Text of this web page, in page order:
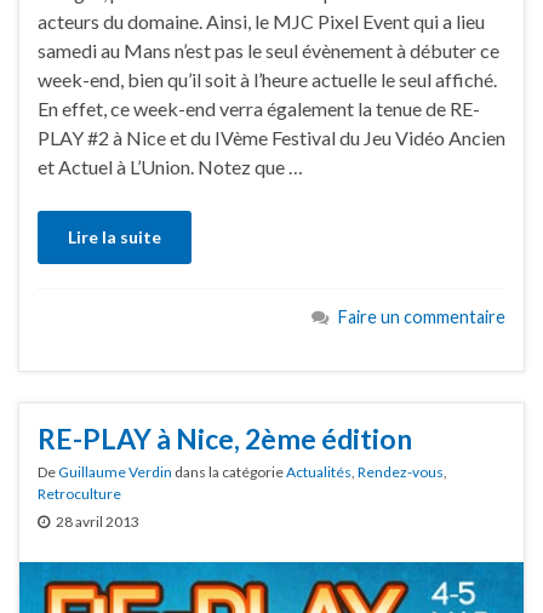
acteurs du domaine. Ainsi, le MJC Pixel Event qui a lieu
samedi au Mans n’est pas le seul évènement à débuter ce
week-end, bien qu’il soit à l’heure actuelle le seul affiché.
En effet, ce week-end verra également la tenue de RE-
PLAY #2 à Nice et du IVème Festival du Jeu Vidéo Ancien
et Actuel à L’Union. Notez que …
Lire la suite
Faire un commentaire
RE-PLAY à Nice, 2ème édition
DeGuillaume Verdin dans la catégorieActualités, Rendez-vous,
Retroculture
28 avril 2013